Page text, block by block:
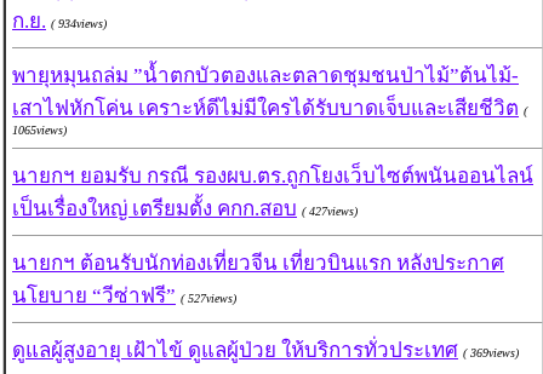
ก.ย. ( 934views)
พายุหมุนถล่ม ”น้ำตกบัวตองและตลาดชุมชนป่าไม้”ต้นไม้-
เสาไฟหักโค่น เคราะห์ดีไม่มีใครได้รับบาดเจ็บและเสียชีวิต (
1065views)
นายกฯ ยอมรับ กรณี รองผบ.ตร.ถูกโยงเว็บไซต์พนันออนไลน์
เป็นเรื่องใหญ่ เตรียมตั้ง คกก.สอบ ( 427views)
นายกฯ ต้อนรับนักท่องเที่ยวจีน เที่ยวบินแรก หลังประกาศ
นโยบาย “วีซ่าฟรี” ( 527views)
ดูแลผู้สูงอายุ เฝ้าไข้ ดูแลผู้ป่วย ให้บริการทั่วประเทศ ( 369views)